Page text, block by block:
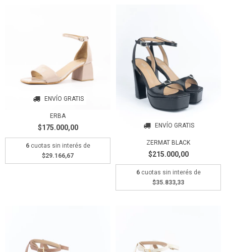
ENVÍO GRATIS
ERBA
$175.000,00
6 cuotas sin interés de
$29.166,67
ENVÍO GRATIS
ZERMAT BLACK
$215.000,00
6 cuotas sin interés de
$35.833,33